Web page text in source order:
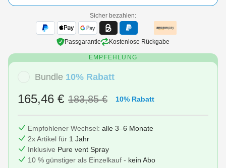
Sicher bezahlen:
Passgarantie Kostenlose Rückgabe
EMPFEHLUNG
Bundle 10% Rabatt
165,46 € 183,85 € 10% Rabatt
Empfohlener Wechsel: alle 3–6 Monate
2x Artikel für 1 Jahr
Inklusive Pure vent Spray
10 % günstiger als Einzelkauf - kein Abo